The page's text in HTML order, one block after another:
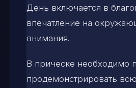
День включается в
впечатление на
внимания.
В прическе необходимо
продемонстрировать